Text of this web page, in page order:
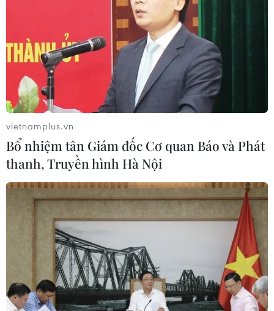
Bốn câu hỏi quan trọng về Afghanistan mà
chính quyền Mỹ cần giải đáp
16/09/2021 06:15
ông Marc Polymeropoulos - một cựu sỹ quan tình báo
CIA, đã đưa ra một số câu hỏi về hoạt động sơ tán của
vietnamplus.vn
Bổ nhiệm tân Giám đốc Cơ quan Báo và Phát
thanh, Truyền hình Hà Nội